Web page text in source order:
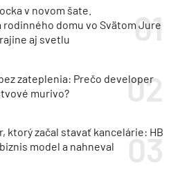
v novom šate.
domu vo Svätom Jure
aj svetlu
zateplenia: Prečo developer
murivo?
ktorý začal stavať kancelárie: HB
model a nahneval